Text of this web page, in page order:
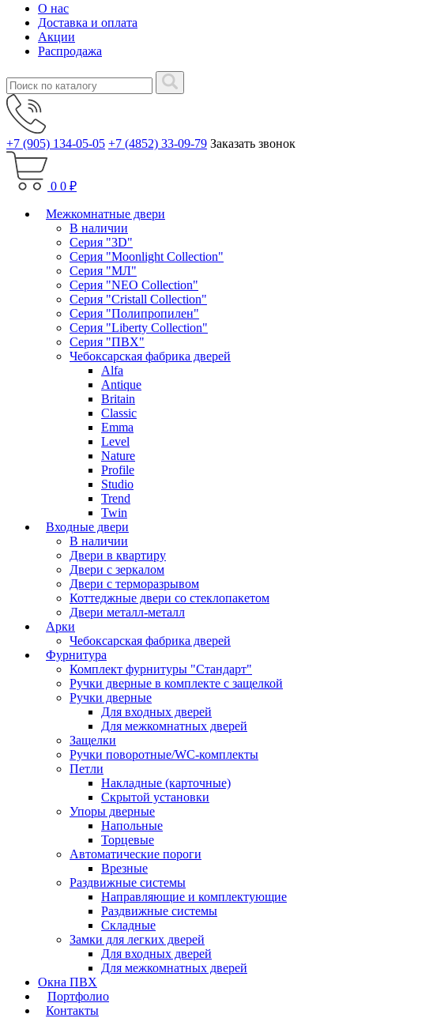
О нас
Доставка и оплата
Акции
Распродажа
+7 (905) 134-05-05 +7 (4852) 33-09-79 Заказать звонок
0 0 ₽
Межкомнатные двери
В наличии
Серия "3D"
Серия "Moonlight Collection"
Серия "МЛ"
Серия "NEO Collection"
Серия "Cristall Collection"
Серия "Полипропилен"
Серия "Liberty Collection"
Серия "ПВХ"
Чебоксарская фабрика дверей
Alfa
Antique
Britain
Classic
Emma
Level
Nature
Profile
Studio
Trend
Twin
Входные двери
В наличии
Двери в квартиру
Двери с зеркалом
Двери с терморазрывом
Коттеджные двери со стеклопакетом
Двери металл-металл
Арки
Чебоксарская фабрика дверей
Фурнитура
Комплект фурнитуры "Стандарт"
Ручки дверные в комплекте с защелкой
Ручки дверные
Для входных дверей
Для межкомнатных дверей
Защелки
Ручки поворотные/WC-комплекты
Петли
Накладные (карточные)
Скрытой установки
Упоры дверные
Напольные
Торцевые
Автоматические пороги
Врезные
Раздвижные системы
Направляющие и комплектующие
Раздвижные системы
Складные
Замки для легких дверей
Для входных дверей
Для межкомнатных дверей
Окна ПВХ
Портфолио
Контакты